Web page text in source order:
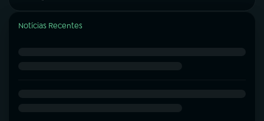
Notícias Recentes